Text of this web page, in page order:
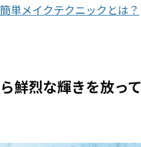
単メイクテクニックとは？
鮮烈な輝きを放って